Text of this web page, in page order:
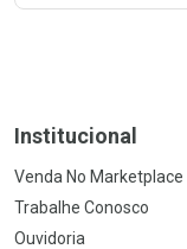
Institucional
Venda No Marketplace
Trabalhe Conosco
Ouvidoria